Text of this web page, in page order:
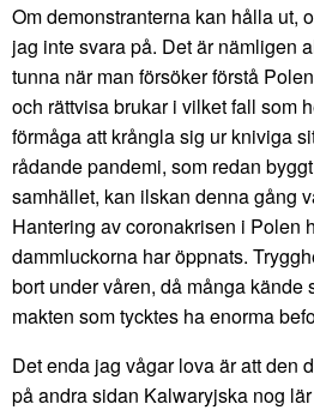
Om demonstranterna kan hålla ut,
jag inte svara på. Det är nämligen
tunna när man försöker förstå
och rättvisa brukar i vilket fall som
förmåga att krångla sig ur kniviga
rådande pandemi, som redan
samhället, kan ilskan denna gång
Hantering av coronakrisen i Polen
dammluckorna har öppnats.
bort under våren, då många kände
makten som tycktes ha enorma
Det enda jag vågar lova är att den
på andra sidan Kalwaryjska nog